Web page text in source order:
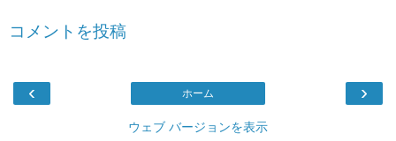
コメントを投稿
‹ ›
ホーム
ウェブ バージョンを表示